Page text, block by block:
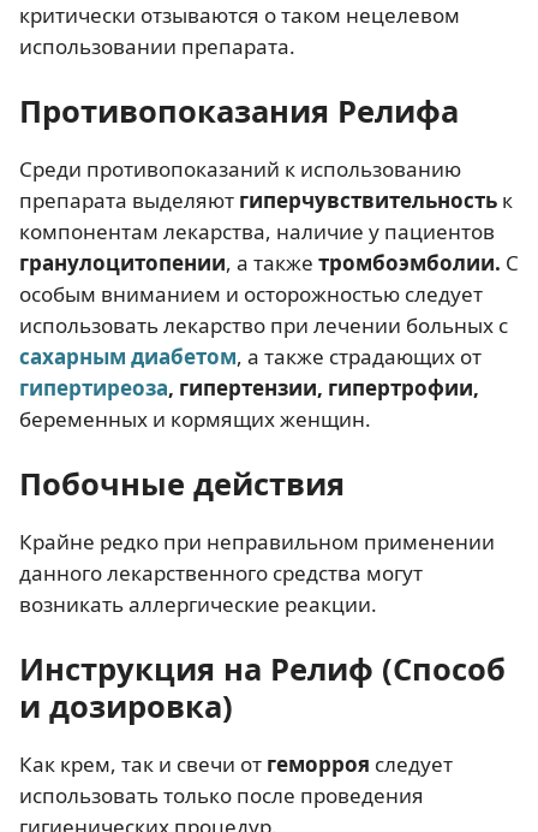
критически отзываются о таком нецелевом
использовании препарата.
Противопоказания Релифа
Среди противопоказаний к использованию
препарата выделяют гиперчувствительность к
компонентам лекарства, наличие у пациентов
гранулоцитопении, а также тромбоэмболии. С
особым вниманием и осторожностью следует
использовать лекарство при лечении больных с
сахарным диабетом, а также страдающих от
гипертиреоза, гипертензии, гипертрофии,
беременных и кормящих женщин.
Побочные действия
Крайне редко при неправильном применении
данного лекарственного средства могут
возникать аллергические реакции.
Инструкция на Релиф (Способ
и дозировка)
Как крем, так и свечи от геморроя следует
использовать только после проведения